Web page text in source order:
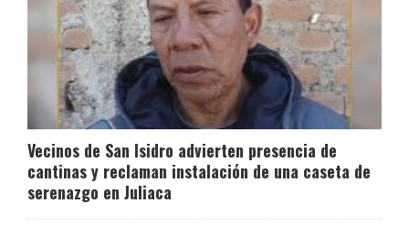
Vecinos de San Isidro advierten presencia de
cantinas y reclaman instalación de una caseta de
serenazgo en Juliaca